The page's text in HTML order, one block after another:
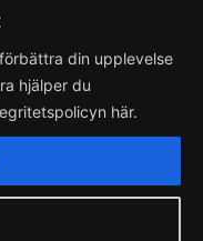
din upplevelse
hjälper du
här.
till pizzeria.
hemsida